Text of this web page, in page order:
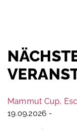
Mammut Cup,
19.09.2026 -